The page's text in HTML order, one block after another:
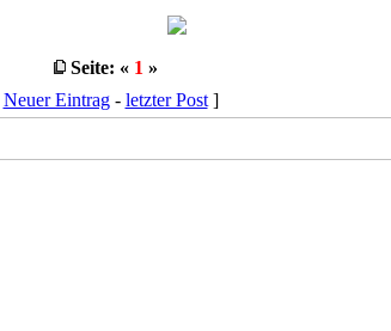
Seite: « 1 »
Neuer Eintrag- letzter Post]